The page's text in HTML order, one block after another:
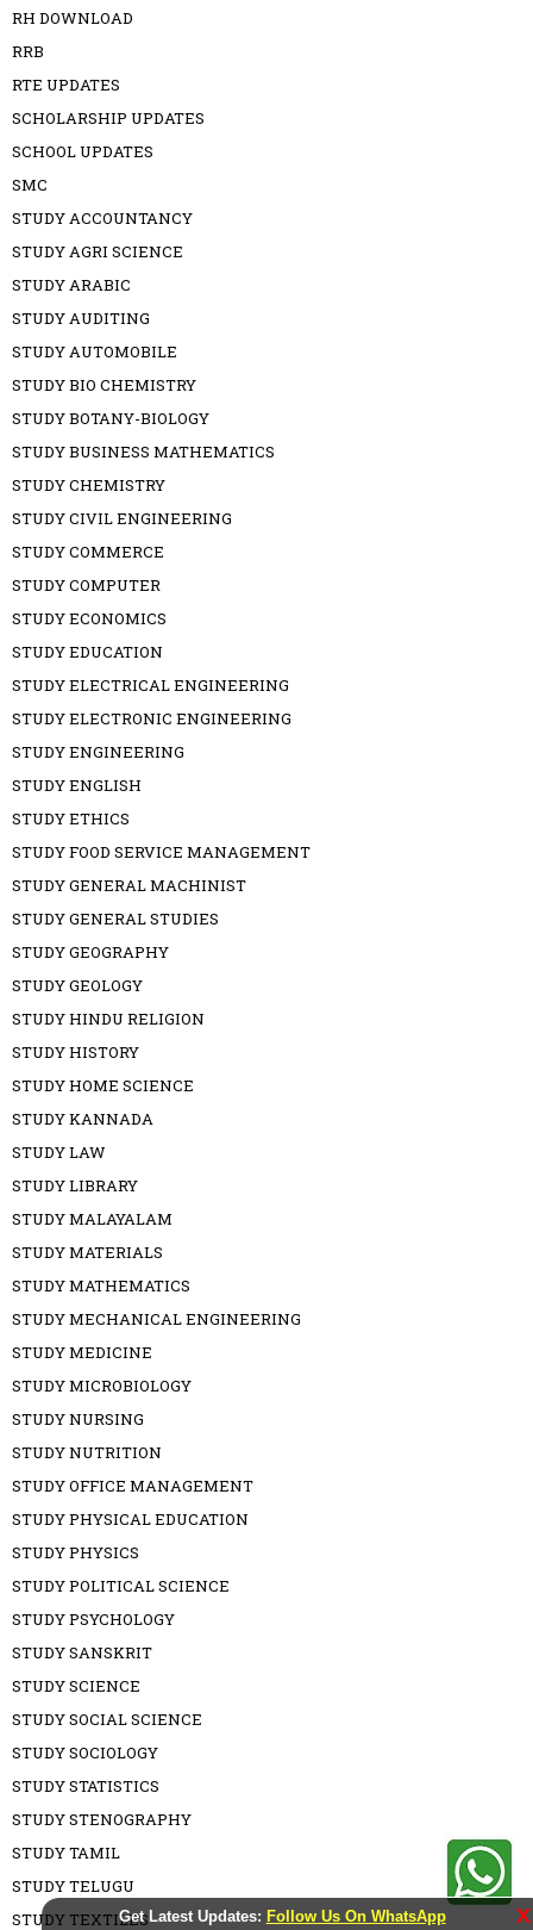
Get Latest Updates: Follow Us On WhatsApp X
RH DOWNLOAD
RRB
RTE UPDATES
SCHOLARSHIP UPDATES
SCHOOL UPDATES
SMC
STUDY ACCOUNTANCY
STUDY AGRI SCIENCE
STUDY ARABIC
STUDY AUDITING
STUDY AUTOMOBILE
STUDY BIO CHEMISTRY
STUDY BOTANY-BIOLOGY
STUDY BUSINESS MATHEMATICS
STUDY CHEMISTRY
STUDY CIVIL ENGINEERING
STUDY COMMERCE
STUDY COMPUTER
STUDY ECONOMICS
STUDY EDUCATION
STUDY ELECTRICAL ENGINEERING
STUDY ELECTRONIC ENGINEERING
STUDY ENGINEERING
STUDY ENGLISH
STUDY ETHICS
STUDY FOOD SERVICE MANAGEMENT
STUDY GENERAL MACHINIST
STUDY GENERAL STUDIES
STUDY GEOGRAPHY
STUDY GEOLOGY
STUDY HINDU RELIGION
STUDY HISTORY
STUDY HOME SCIENCE
STUDY KANNADA
STUDY LAW
STUDY LIBRARY
STUDY MALAYALAM
STUDY MATERIALS
STUDY MATHEMATICS
STUDY MECHANICAL ENGINEERING
STUDY MEDICINE
STUDY MICROBIOLOGY
STUDY NURSING
STUDY NUTRITION
STUDY OFFICE MANAGEMENT
STUDY PHYSICAL EDUCATION
STUDY PHYSICS
STUDY POLITICAL SCIENCE
STUDY PSYCHOLOGY
STUDY SANSKRIT
STUDY SCIENCE
STUDY SOCIAL SCIENCE
STUDY SOCIOLOGY
STUDY STATISTICS
STUDY STENOGRAPHY
STUDY TAMIL
STUDY TELUGU
STUDY TEXTILES